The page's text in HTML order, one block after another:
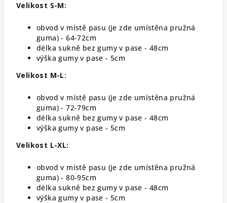
Velikost S-M:
obvod v místě pasu (je zde umístěna pružná
guma) - 64-72cm
délka sukně bez gumy v pase - 48cm
výška gumy v pase - 5cm
Velikost M-L:
obvod v místě pasu (je zde umístěna pružná
guma) - 72-79cm
délka sukně bez gumy v pase - 48cm
výška gumy v pase - 5cm
Velikost L-XL:
obvod v místě pasu (je zde umístěna pružná
guma) - 80-95cm
délka sukně bez gumy v pase - 48cm
výška gumy v pase - 5cm